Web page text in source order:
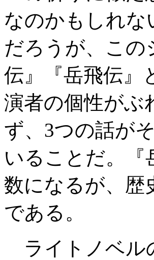
なのかもしれな
だろうが、この
伝』『岳飛伝』
演者の個性がぶ
ず、3つの話が
いることだ。『
数になるが、歴
である。
ライトノベル